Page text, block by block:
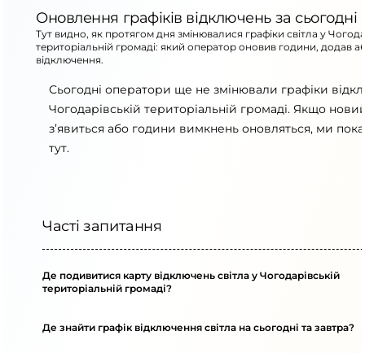
Оновлення графіків відключень за сьогодні
Тут видно, як протягом дня змінювалися графіки світла у
територіальній громаді: який оператор оновив години, додав
відключення.
Сьогодні оператори ще не змінювали графіки
Чогодарівській територіальній громаді. Якщо
з’явиться або години вимкнень оновляться, ми
тут.
Часті запитання
Де подивитися карту відключень світла у Чогодарівській
територіальній громаді?
Де знайти графік відключення світла на сьогодні та завтра?